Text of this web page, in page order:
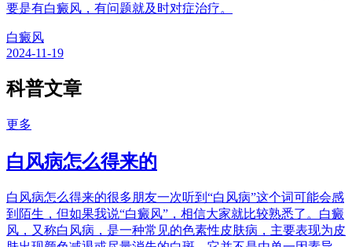
要是有白癜风，有问题就及时对症治疗。
白癜风
2024-11-19
科普文章
更多
白风病怎么得来的
白风病怎么得来的很多朋友一次听到“白风病”这个词可能会感
到陌生，但如果我说“白癜风”，相信大家就比较熟悉了。白癜
风，又称白风病，是一种常见的色素性皮肤病，主要表现为皮